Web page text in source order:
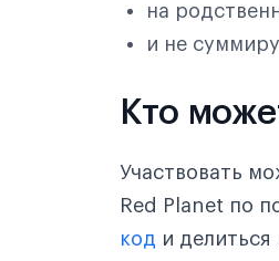
на
и не
Кто
Участвовать
Red Planet по
код и